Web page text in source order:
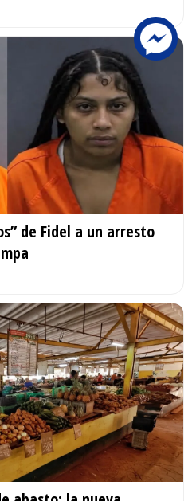
de Fidel a un arresto